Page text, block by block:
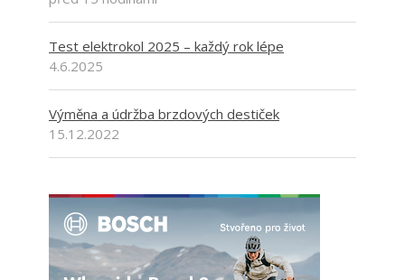
Test elektrokol 2025 – každý rok lépe
4.6.2025
Výměna a údržba brzdových destiček
15.12.2022